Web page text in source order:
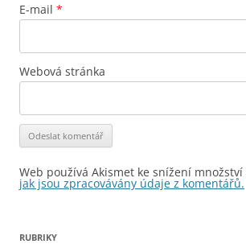
E-mail *
Webová stránka
Web používá Akismet ke snížení množství
jak jsou zpracovávány údaje z komentářů.
RUBRIKY